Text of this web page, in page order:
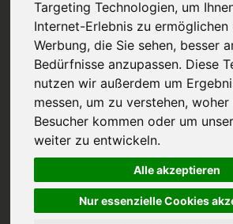
Targeting Technologien, um
Internet-Erlebnis zu ermöglichen
Werbung, die Sie sehen, besser
Bedürfnisse anzupassen. Diese
nutzen wir außerdem um
messen, um zu verstehen, woher
Besucher kommen oder um
weiter zu entwickeln.
Alle akzeptieren
Nur essenzielle Cookies